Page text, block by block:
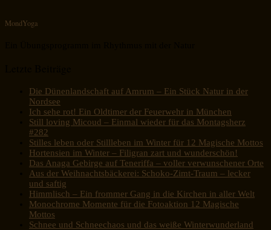
MondYoga
Die Dünenlandschaft auf Amrum – Ein Stück Natur in der
Nordsee
Ich sehe rot! Ein Oldtimer der Feuerwehr in München
Still loving Micoud – Einmal wieder für das Montagsherz
#282
Stilles leben oder Stillleben im Winter für 12 Magische Mottos
Hortensien im Winter – Filigran zart und wunderschön!
Das Anaga Gebirge auf Teneriffa – voller verwunschener Orte
Aus der Weihnachtsbäckerei: Schoko-Zimt-Traum – lecker
und saftig
Himmlisch – Ein frommer Gang in die Kirchen in aller Welt
Monochrome Momente für die Fotoaktion 12 Magische
Mottos
Schnee und Schneechaos und das weiße Winterwunderland